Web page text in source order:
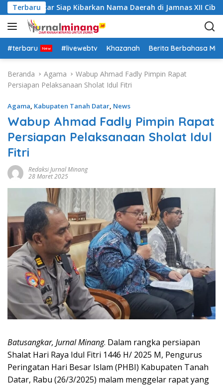
a
g
u
Terbaru
Datar Siap Kibarkan Nama Daerah di Jamnas XII Cibubur
#terbaru #livewebtv Khazanah Berita Berbahasa
Beranda Agama
Wabup Ahmad Fadly Pimpin Rapat
Persiapan Pelaksanaan Sholat Idul Fitri
Agama, Kabupaten Tanah Datar, News
Wabup Ahmad Fadly Pimpin Rapat
Persiapan Pelaksanaan Sholat Idul
Fitri
Redaksi Jurnal Minang
28 Maret 2025
Batusangkar, Jurnal Minang. Dalam rangka persiapan
Shalat Hari Raya Idul Fitri 1446 H/ 2025 M, Pengurus
Peringatan Hari Besar Islam (PHBI) Kabupaten Tanah
Datar, Rabu (26/3/2025) malam menggelar rapat yang